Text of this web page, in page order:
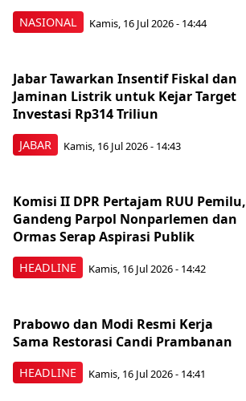
NASIONAL Kamis, 16 Jul 2026 - 14:44
JABAR
Jabar Tawarkan Insentif Fiskal dan
Jaminan Listrik untuk Kejar Target
Investasi Rp314 Triliun
Kamis, 16 Jul 2026 - 14:43
HEADLINE
Komisi II DPR Pertajam RUU Pemilu,
Gandeng Parpol Nonparlemen dan
Ormas Serap Aspirasi Publik
Kamis, 16 Jul 2026 - 14:42
HEADLINE
Prabowo dan Modi Resmi Kerja
Sama Restorasi Candi Prambanan
Kamis, 16 Jul 2026 - 14:41